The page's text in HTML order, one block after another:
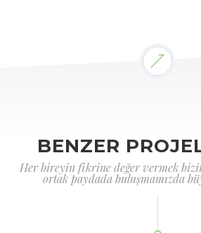
BENZER
Her bireyin fikrine değer vermek
ortak paydada buluşmamızda